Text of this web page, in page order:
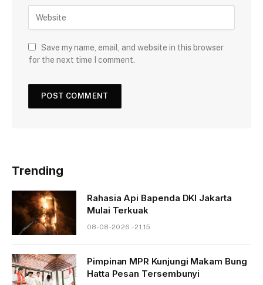
Save my name, email, and website in this browser
for the next time I comment.
Trending
Rahasia Api Bapenda DKI Jakarta
Mulai Terkuak
08-08-2026 - 21.15
Pimpinan MPR Kunjungi Makam Bung
Hatta Pesan Tersembunyi